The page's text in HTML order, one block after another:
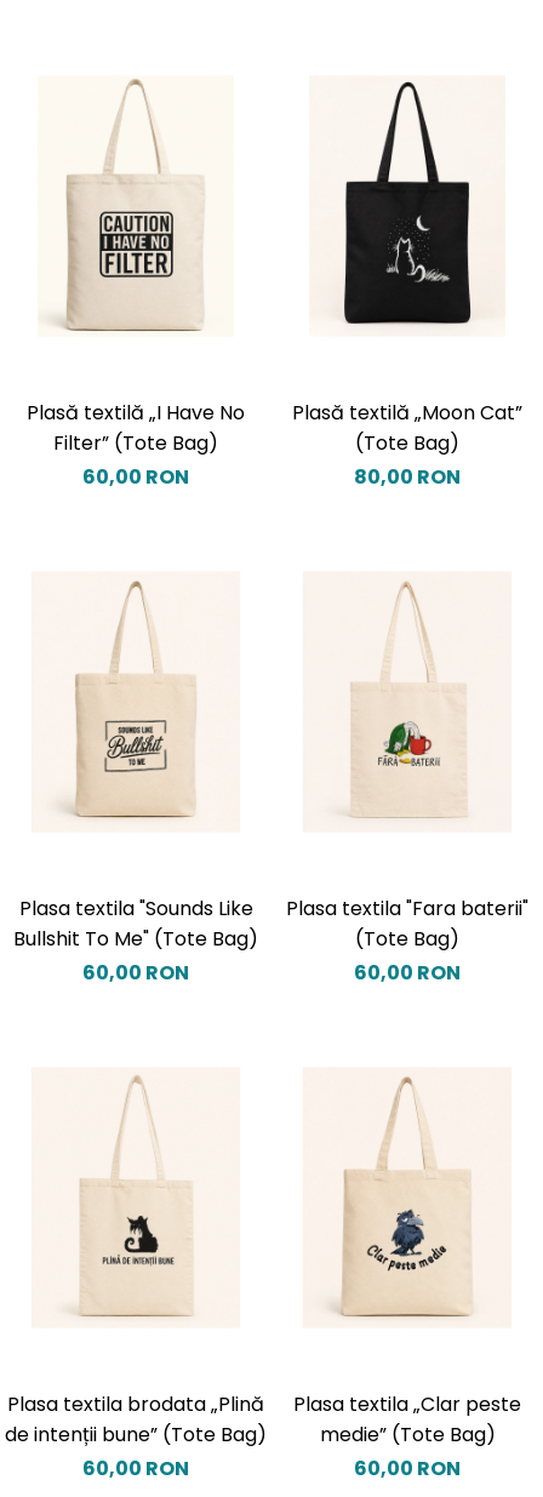
Plasă textilă „I Have No
Filter” (Tote Bag)
60,00 RON
Plasă textilă „Moon Cat”
(Tote Bag)
80,00 RON
Plasa textila "Sounds Like
Bullshit To Me" (Tote Bag)
60,00 RON
Plasa textila "Fara baterii"
(Tote Bag)
60,00 RON
Plasa textila brodata „Plină
de intenții bune” (Tote Bag)
60,00 RON
Plasa textila „Clar peste
medie” (Tote Bag)
60,00 RON